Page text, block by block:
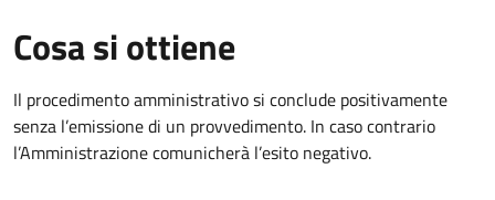
Cosa si ottiene
Il procedimento amministrativo si conclude positivamente
senza l’emissione di un provvedimento. In caso contrario
l’Amministrazione comunicherà l’esito negativo.